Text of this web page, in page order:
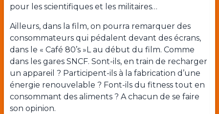
pour les scientifiques et les militaires…
Ailleurs, dans la film, on pourra remarquer des
consommateurs qui pédalent devant des écrans,
dans le « Café 80’s »L au début du film. Comme
dans les gares SNCF. Sont-ils, en train de recharger
un appareil ? Participent-ils à la fabrication d’une
énergie renouvelable ? Font-ils du fitness tout en
consommant des aliments ? A chacun de se faire
son opinion.